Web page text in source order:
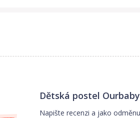
Dětská postel
Napište recenzi a jako